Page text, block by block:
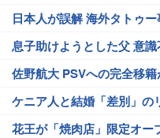
日本人が誤解 海外タトゥ
息子助けようとした父 意
佐野航大 PSVへの完全移籍
ケニア人と結婚「差別」の
花王が「焼肉店」限定オー